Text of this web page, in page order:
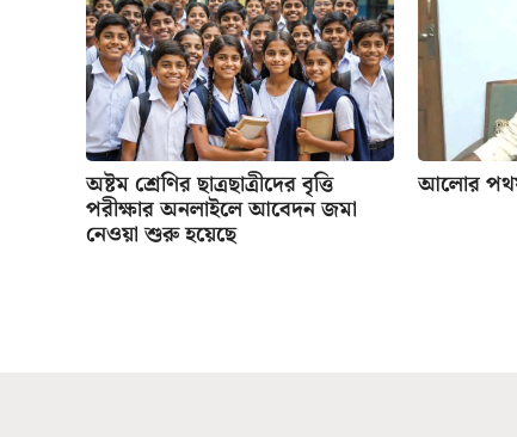
অষ্টম শ্রেণির ছাত্রছাত্রীদের বৃত্তি
পরীক্ষার অনলাইলে আবেদন জমা
নেওয়া শুরু হয়েছে
আলোর